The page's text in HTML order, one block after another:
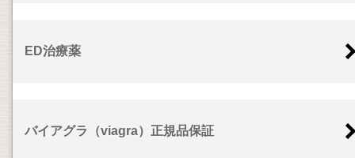
ED治療薬
バイアグラ（viagra）正規品保証